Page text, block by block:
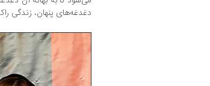
دغدغه‌های پنهان، زندگی